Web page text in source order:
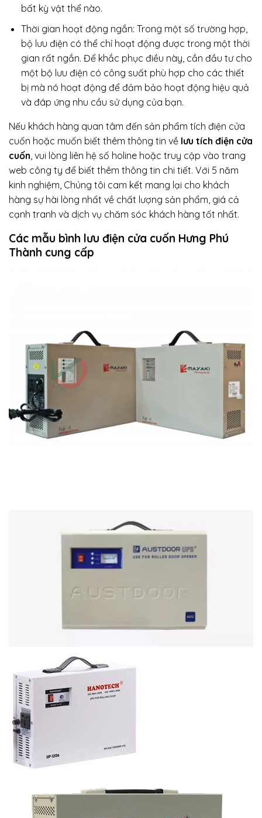
bất kỳ vật thể nào.
Thời gian hoạt động ngắn: Trong một số trường hợp,
bộ lưu điện có thể chỉ hoạt động được trong một thời
gian rất ngắn. Để khắc phục điều này, cần đầu tư cho
một bộ lưu điện có công suất phù hợp cho các thiết
bị mà nó hoạt động để đảm bảo hoạt động hiệu quả
và đáp ứng nhu cầu sử dụng của bạn.
Nếu khách hàng quan tâm đến sản phẩm tích điện cửa
cuốn hoặc muốn biết thêm thông tin về lưu tích điện cửa
cuốn , vui lòng liên hệ số holine hoặc truy cập vào trang
web công ty để biết thêm thông tin chi tiết. Với 5 năm
kinh nghiệm, Chúng tôi cam kết mang lại cho khách
hàng sự hài lòng nhất về chất lượng sản phẩm, giá cả
cạnh tranh và dịch vụ chăm sóc khách hàng tốt nhất.
Các mẫu bình lưu điện cửa cuốn Hưng Phú
Thành cung cấp